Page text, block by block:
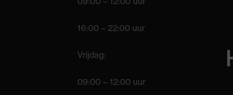
16:00 – 22:00 uur
Vrijdag:
09:00 – 12:00 uur